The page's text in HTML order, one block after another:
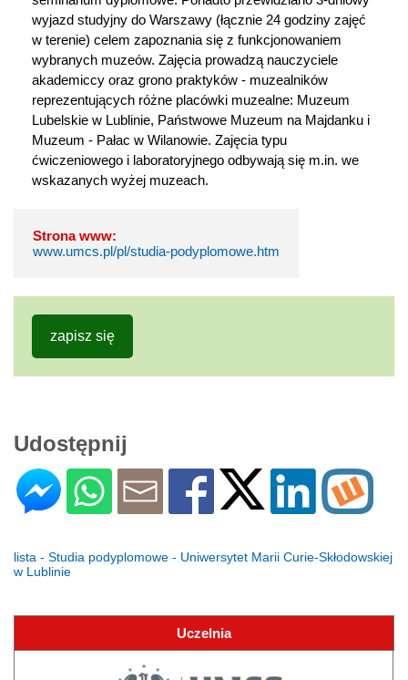
wyjazd studyjny do Warszawy (łącznie 24 godziny zajęć
w terenie) celem zapoznania się z funkcjonowaniem
wybranych muzeów. Zajęcia prowadzą nauczyciele
akademiccy oraz grono praktyków - muzealników
reprezentujących różne placówki muzealne: Muzeum
Lubelskie w Lublinie, Państwowe Muzeum na Majdanku i
Muzeum - Pałac w Wilanowie. Zajęcia typu
ćwiczeniowego i laboratoryjnego odbywają się m.in. we
wskazanych wyżej muzeach.
Strona www:
www.umcs.pl/pl/studia-podyplomowe.htm
zapisz się
Udostępnij
lista - Studia podyplomowe - Uniwersytet Marii Curie-Skłodowskiej
w Lublinie
Uczelnia